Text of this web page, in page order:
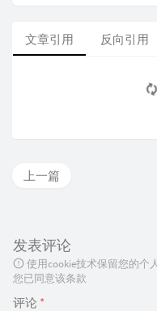
文章引用 反向引用
上一篇
发表评论
使用cookie技术保留您的个
您已同意该条款
评论 *